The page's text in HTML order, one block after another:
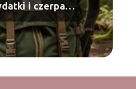
i czerpać